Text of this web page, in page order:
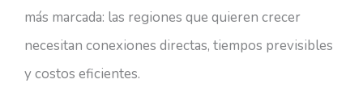
más marcada: las regiones que quieren crecer
necesitan conexiones directas, tiempos previsibles
y costos eficientes.